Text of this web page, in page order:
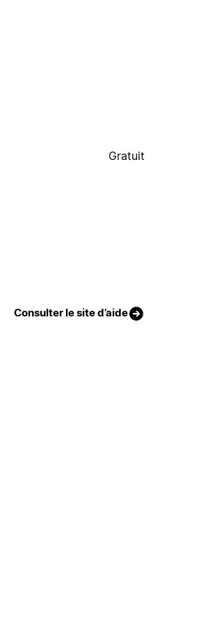
Gratuit
Consulter le site d’aide